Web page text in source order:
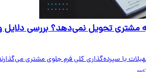
مشتری تحویل نمی‌دهد؟ بررسی دلایل و
یا سپرده‌گذاری کلی فرم جلوی مشتری می‌گذارند